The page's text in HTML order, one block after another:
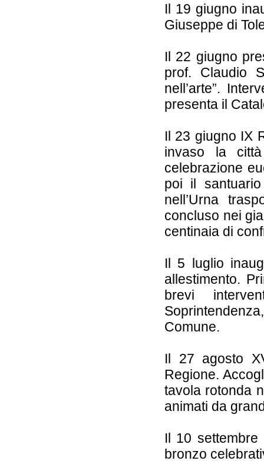
Il 19 giugno
Giuseppe di
Il 22 giugno
prof. Claudio
nell’arte”.
presenta il
Il 23 giugno IX
invaso la
celebrazione
poi il
nell’Urna
concluso nei
centinaia di
Il 5 luglio
allestimento.
brevi
Comune.
Il 27 agosto
Regione.
tavola rotonda
animati da
Il 10
bronzo